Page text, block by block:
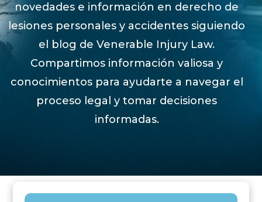
novedades e información en derecho de
lesiones personales y accidentes siguiendo
el blog de Venerable Injury Law.
Compartimos información valiosa y
conocimientos para ayudarte a navegar el
proceso legal y tomar decisiones
informadas.